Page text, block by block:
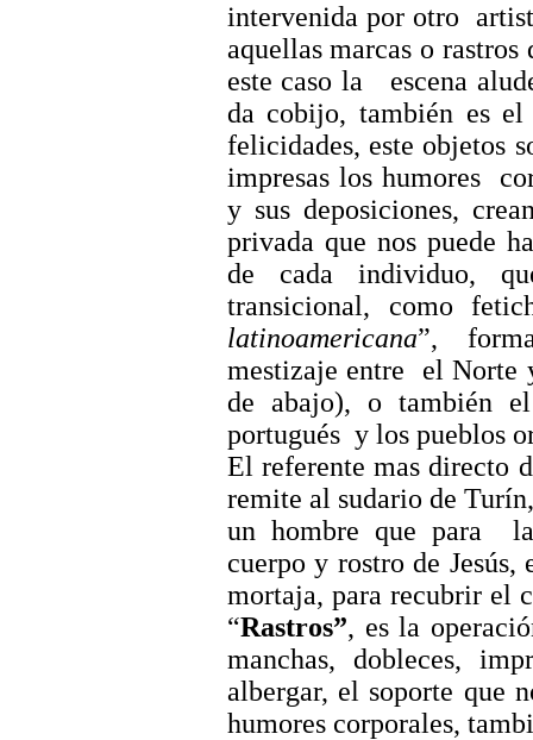
intervenida por otro
aquellas marcas o
este caso la
escena
da cobijo, también es
felicidades, este objetos
impresas los humores
y sus deposiciones,
privada que nos puede
de cada individuo,
transicional, como
latinoamericana”,
mestizaje entre
el Norte
de abajo), o también
portugués y los pueblos
El referente mas directo
remite al sudario de
un hombre que para
cuerpo y rostro de Jesús,
mortaja, para recubrir el
“Rastros”, es la
manchas, dobleces,
albergar, el soporte que
humores corporales,